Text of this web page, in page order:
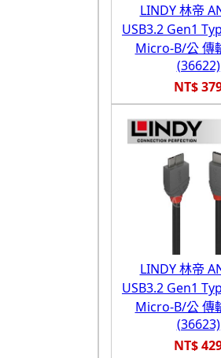
LINDY 林帝
USB3.2 Gen1
Micro-B/公 傳
(36622)
NT$
LINDY 林帝
USB3.2 Gen1
Micro-B/公 傳
(36623)
NT$